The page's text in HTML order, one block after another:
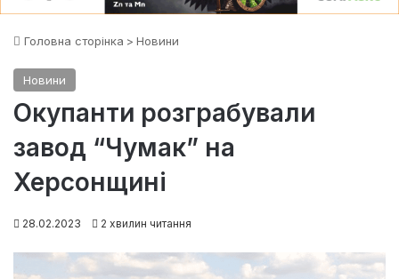
Головна сторінка > Новини
Новини
Окупанти розграбували
завод “Чумак” на
Херсонщині
28.02.2023 2 хвилин читання